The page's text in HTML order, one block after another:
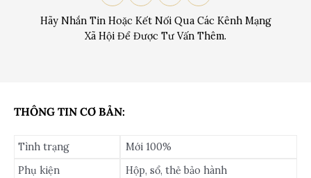
Hãy Nhắn Tin Hoặc Kết Nối Qua Các Kênh Mạng
Xã Hội Để Được Tư Vấn Thêm.
THÔNG TIN CƠ BẢN:
Tình trạng
Mới 100%
Phụ kiện
Hộp, sổ, thẻ bảo hành